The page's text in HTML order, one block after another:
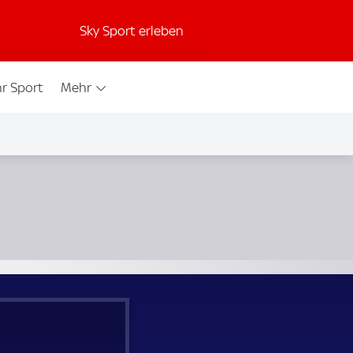
Sky Sport erleben
Sport Mehr